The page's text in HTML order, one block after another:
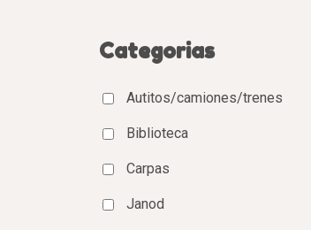
Categorias
Autitos/camiones/trenes
Biblioteca
Carpas
Janod